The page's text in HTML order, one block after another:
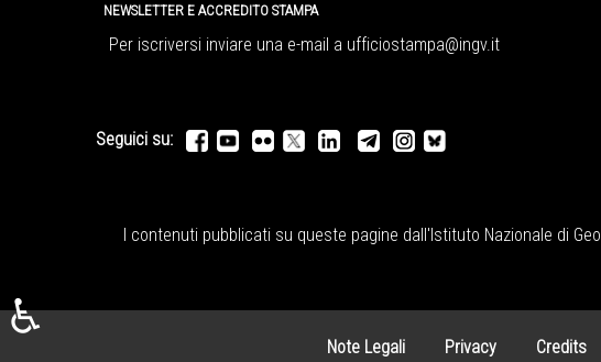
NEWSLETTER E ACCREDITO STAMPA
Per iscriversi inviare una e-mail a ufficiostampa@ingv.it
Seguici su:
I contenuti pubblicati su queste pagine dall'Istituto Nazionale di
Note Legali Privacy Credits